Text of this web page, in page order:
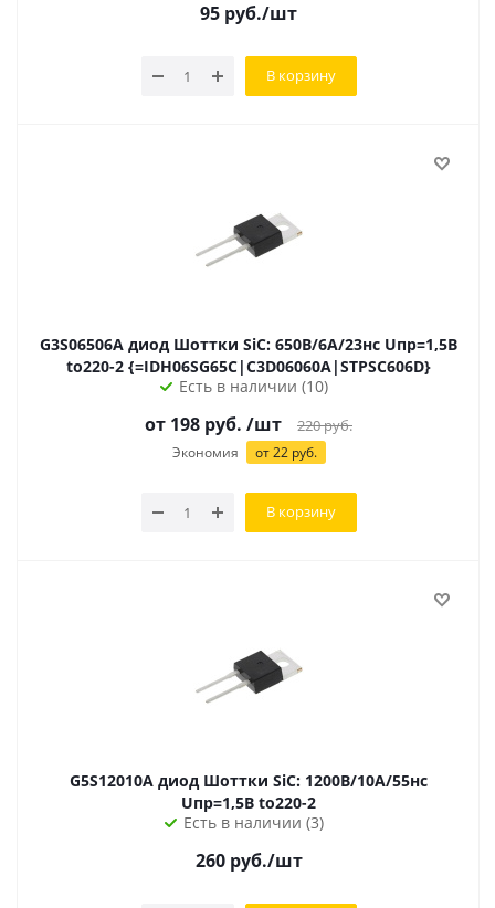
95 руб./шт
В корзину
G3S06506A диод Шоттки SiC: 650В/6А/23нс Uпр=1,5В
to220-2 {=IDH06SG65C|C3D06060A|STPSC606D}
Есть в наличии (10)
от 198 руб. /шт 220руб.
Экономия от22руб.
В корзину
G5S12010A диод Шоттки SiC: 1200В/10А/55нс
Uпр=1,5В to220-2
Есть в наличии (3)
260руб./шт